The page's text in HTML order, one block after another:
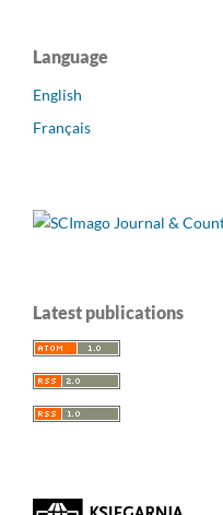
Language
English
Français
Latest publications